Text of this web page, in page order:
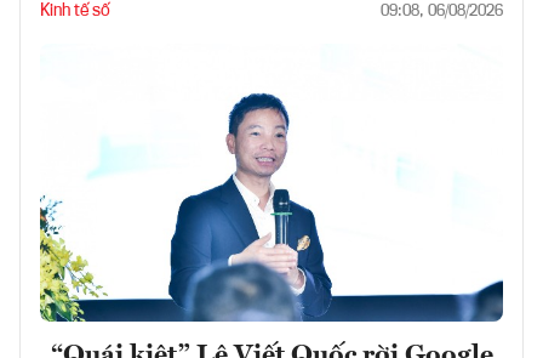
Kinh tế số 09:08, 06/08/2026